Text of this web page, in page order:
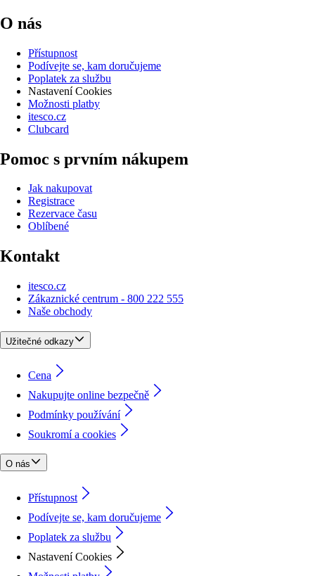
O nás
Přístupnost
Podívejte se, kam doručujeme
Poplatek za službu
Nastavení Cookies
Možnosti platby
itesco.cz
Clubcard
Pomoc s prvním nákupem
Jak nakupovat
Registrace
Rezervace času
Oblíbené
Kontakt
itesco.cz
Zákaznické centrum - 800 222 555
Naše obchody
Užitečné odkazy
Cena
Nakupujte online bezpečně
Podmínky používání
Soukromí a cookies
O nás
Přístupnost
Podívejte se, kam doručujeme
Poplatek za službu
Nastavení Cookies